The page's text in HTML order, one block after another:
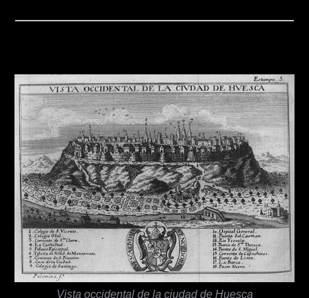
Vista occidental de la ciudad de Huesca